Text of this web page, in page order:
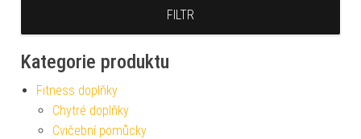
FILTR
Kategorie produktu
Fitness doplňky
Chytré doplňky
Cvičební pomůcky